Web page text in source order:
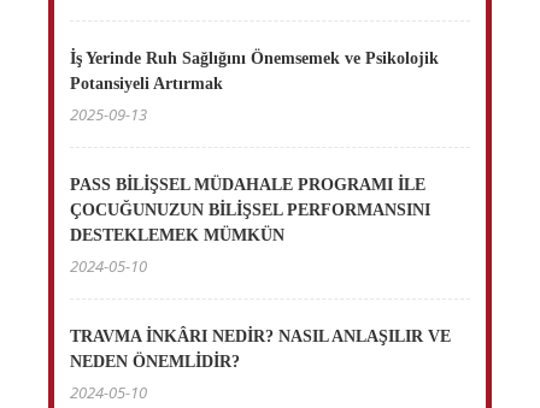
İş Yerinde Ruh Sağlığını Önemsemek ve Psikolojik
Potansiyeli Artırmak
2025-09-13
PASS BİLİŞSEL MÜDAHALE PROGRAMI İLE
ÇOCUĞUNUZUN BİLİŞSEL PERFORMANSINI
DESTEKLEMEK MÜMKÜN
2024-05-10
TRAVMA İNKÂRI NEDİR? NASIL ANLAŞILIR VE
NEDEN ÖNEMLİDİR?
2024-05-10